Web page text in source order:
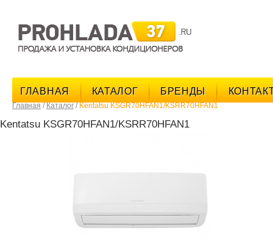
ГЛАВНАЯ КАТАЛОГ БРЕНДЫ
Главная / Каталог / Kentatsu KSGR70HFAN1/KSRR70HFAN1
Kentatsu KSGR70HFAN1/KSRR70HFAN1